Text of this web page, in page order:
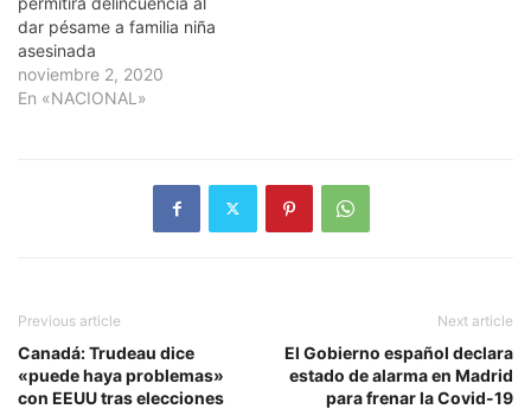
dar pésame a familia niña
asesinada
noviembre 2, 2020
En «NACIONAL»
Previous article
Canadá: Trudeau dice
«puede haya problemas»
con EEUU tras elecciones
Next article
El Gobierno español declara
estado de alarma en Madrid
para frenar la Covid-19